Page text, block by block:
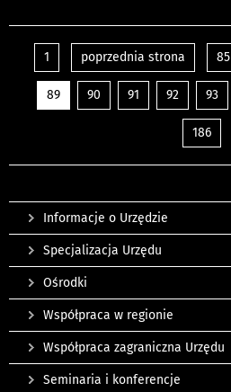
1 poprzednia strona 85
89 90 91 92 93
186
Informacje o Urzędzie
Specjalizacja Urzędu
Ośrodki
Współpraca w regionie
Współpraca zagraniczna Urzędu
Seminaria i konferencje